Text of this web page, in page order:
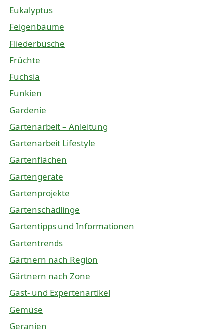
Eukalyptus
Feigenbäume
Fliederbüsche
Früchte
Fuchsia
Funkien
Gardenie
Gartenarbeit – Anleitung
Gartenarbeit Lifestyle
Gartenflächen
Gartengeräte
Gartenprojekte
Gartenschädlinge
Gartentipps und Informationen
Gartentrends
Gärtnern nach Region
Gärtnern nach Zone
Gast- und Expertenartikel
Gemüse
Geranien